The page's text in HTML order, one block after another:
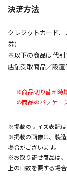
は、
設置
お見
決定と
お見積
決定と
決済方法
クレジットカード
券）
※以下の商品は代引
店舗受取商品／設
※商品切り替え時
の商品のパッケー
※掲載のサイズ表記は
※掲載の画像は、製
場合がございます。
※お取り寄せ商品は
上の日数を要する場合